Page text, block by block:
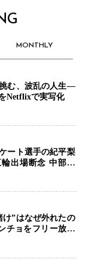
MONTHLY
む、波乱の人生―
Netflixで実写化
ート選手の紀平梨
出場断念 中部選
全最優先の判断」
け”はなぜ外れたの
チョをフリー放出
転換点に